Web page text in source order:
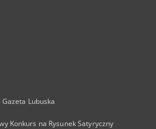
Lubuska
Konkurs na Rysunek Satyryczny